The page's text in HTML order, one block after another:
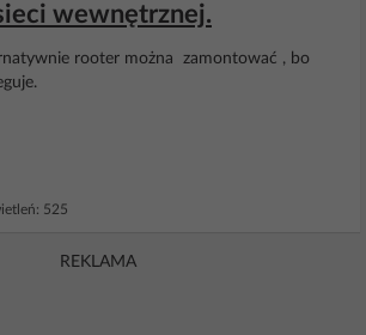
wewnętrznej.
rooter można zamontować , bo
525
REKLAMA